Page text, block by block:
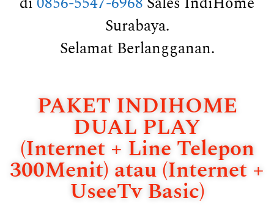
Surabaya.
Selamat Berlangganan.
PAKET INDIHOME
DUAL PLAY
(Internet + Line Telepon
300Menit) atau (Internet +
UseeTv Basic)